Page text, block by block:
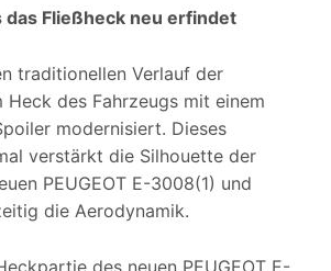
das Fließheck neu erfindet
traditionellen Verlauf der
Heck des Fahrzeugs mit einem
modernisiert. Dieses
verstärkt die Silhouette der
PEUGEOT E-3008(1) und
die Aerodynamik.
des neuen PEUGEOT E-